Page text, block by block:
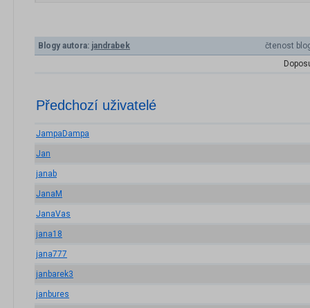
Blogy autora: jandrabek
čtenost
Předchozí uživatelé
JampaDampa
Jan
janab
JanaM
JanaVas
jana18
jana777
janbarek3
janbures